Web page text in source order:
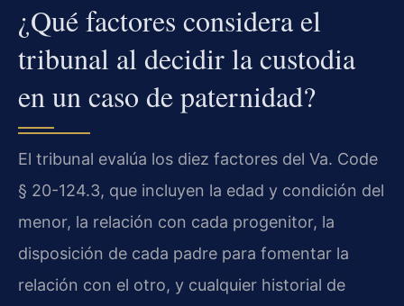
¿Qué factores considera el
tribunal al decidir la custodia
en un caso de paternidad?
El tribunal evalúa los diez factores del Va. Code
§ 20-124.3, que incluyen la edad y condición del
menor, la relación con cada progenitor, la
disposición de cada padre para fomentar la
relación con el otro, y cualquier historial de